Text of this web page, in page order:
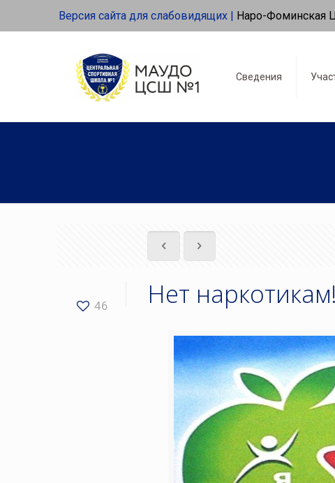
Версия сайта для слабовидящих | Наро-Фоминская
Сведения
46 Нет наркотикам!